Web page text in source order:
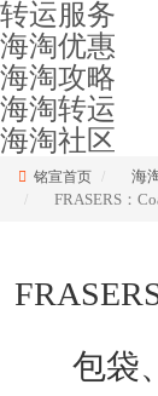
转运服务
海淘优惠
海淘攻略
海淘转运
海淘社区
铭宣首页 海
FRASERS：
包袋